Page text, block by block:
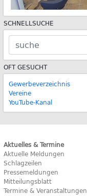
SCHNELLSUCHE
OFT GESUCHT
Gewerbeverzeichnis
Vereine
YouTube-Kanal
Aktuelles & Termine
Aktuelle Meldungen
Schlagzeilen
Pressemeldungen
Mitteilungsblatt
Termine & Veranstaltungen